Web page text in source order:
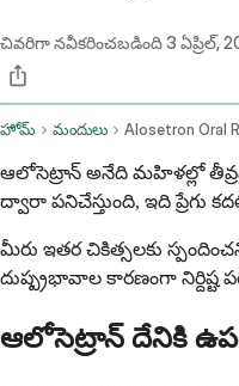
చివరిగా నవీకరించబడింది3 ఏప్రిల్,
హోమ్ మందులు Alosetron Oral
ఆలోసెట్రాన్ అనేది మహిళల్లో
ద్వారా పనిచేస్తుంది, ఇది ప్రేగు
మీరు ఇతర చికిత్సలకు
దుష్ప్రభావాల కారణంగా నిర్దిష్ట
ఆలోసెట్రాన్ దేనికి